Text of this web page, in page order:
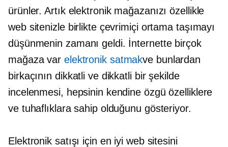
ürünler. Artık elektronik mağazanızı özellikle
web sitenizle birlikte çevrimiçi ortama taşımayı
düşünmenin zamanı geldi. İnternette birçok
mağaza var elektronik satmakve bunlardan
birkaçının dikkatli ve dikkatli bir şekilde
incelenmesi, hepsinin kendine özgü özelliklere
ve tuhaflıklara sahip olduğunu gösteriyor.
Elektronik satışı için en iyi web sitesini